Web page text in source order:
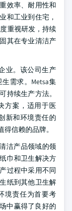
效率、耐用性和
和工业到住宅，
重视研发，持续
其在专业清洁产
业。该公司生产
需求。Metsa集
持续生产方法。
方案，适用于医
新和环境责任的
信赖的品牌。
洁产品领域的领
巾和卫生解决方
过程中采用不同
纸到其他卫生解
境责任为首要考
中赢得了良好的